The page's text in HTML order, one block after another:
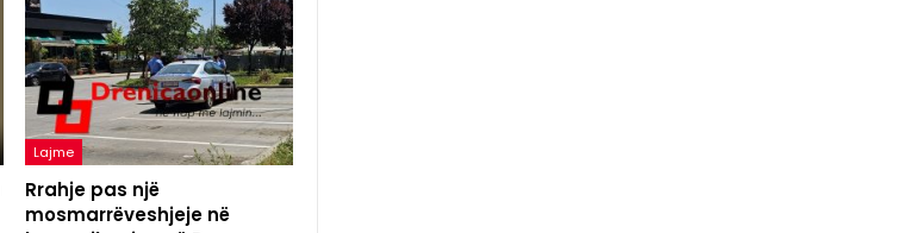
Lajme
Rrahje pas një
mosmarrëveshjeje në